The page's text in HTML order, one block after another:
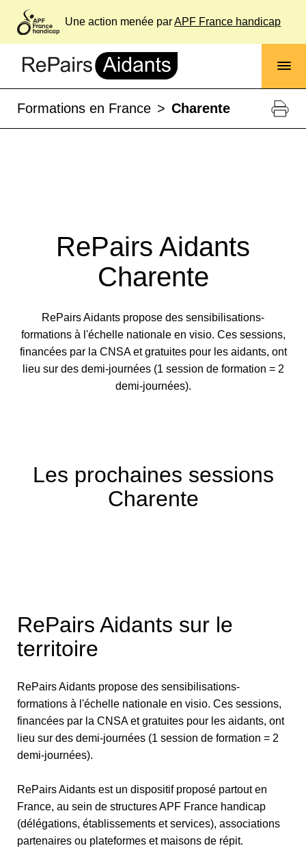
Une action menée parAPF France handicap
Formations en France > Charente
RePairs Aidants
Charente
RePairs Aidants propose des sensibilisations-
formations à l'échelle nationale en visio. Ces sessions,
financées par la CNSA et gratuites pour les aidants, ont
lieu sur des demi-journées (1 session de formation = 2
demi-journées).
Les prochaines sessions
Charente
RePairs Aidants sur le
territoire
RePairs Aidants propose des sensibilisations-
formations à l'échelle nationale en visio. Ces sessions,
financées par la CNSA et gratuites pour les aidants, ont
lieu sur des demi-journées (1 session de formation = 2
demi-journées).
RePairs Aidants est un dispositif proposé partout en
France, au sein de structures APF France handicap
(délégations, établissements et services), associations
partenaires ou plateformes et maisons de répit.